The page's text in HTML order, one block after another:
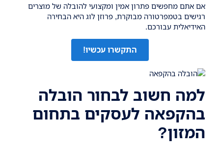
אם אתם מחפשים פתרון אמין ומקצועי להובלה של מוצרים
רגישים בטמפרטורה מבוקרת, פרוזן לוג היא הבחירה
האידיאלית עבורכם.
התקשרו עכשיו!
למה חשוב לבחור הובלה
בהקפאה לעסקים בתחום
המזון?